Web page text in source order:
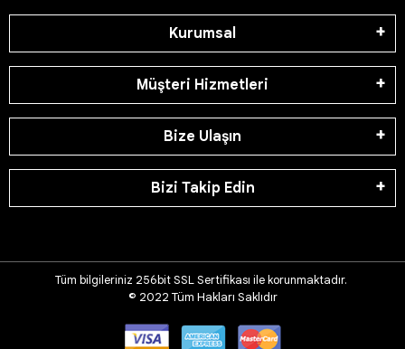
Kurumsal
Müşteri Hizmetleri
Bize Ulaşın
Bizi Takip Edin
Tüm bilgileriniz 256bit SSL Sertifikası ile korunmaktadır.
© 2022 Tüm Hakları Saklıdır